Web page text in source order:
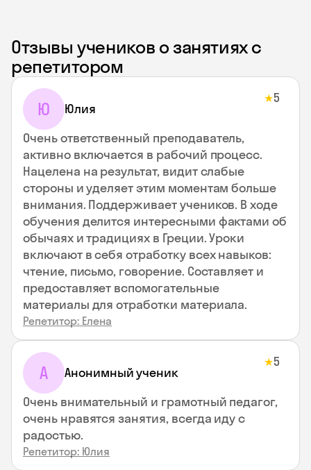
Отзывы учеников о занятиях с
репетитором
Ю Юлия
★5
Очень ответственный преподаватель,
активно включается в рабочий процесс.
Нацелена на результат, видит слабые
стороны и уделяет этим моментам больше
внимания. Поддерживает учеников. В ходе
обучения делится интересными фактами об
обычаях и традициях в Греции. Уроки
включают в себя отработку всех навыков:
чтение, письмо, говорение. Составляет и
предоставляет вспомогательные
материалы для отработки материала.
Репетитор: Елена
А Анонимный ученик
★5
Очень внимательный и грамотный педагог,
очень нравятся занятия, всегда иду с
радостью.
Репетитор: Юлия